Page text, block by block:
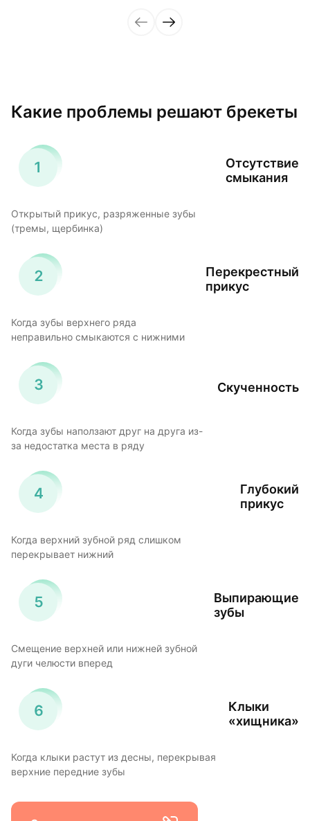
Какие проблемы решают брекеты
Отсутствие
смыкания
Открытый прикус, разряженные зубы
(тремы, щербинка)
Перекрестный
прикус
Когда зубы верхнего ряда
неправильно смыкаются с нижними
Скученность
Когда зубы наползают друг на друга из-
за недостатка места в ряду
Глубокий
прикус
Когда верхний зубной ряд слишком
перекрывает нижний
Выпирающие
зубы
Смещение верхней или нижней зубной
дуги челюсти вперед
Клыки
«хищника»
Когда клыки растут из десны, перекрывая
верхние передние зубы